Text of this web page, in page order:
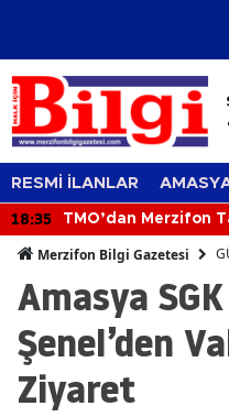
RESMİ İLANLAR
18:35 TMO’dan Merzifon
Merzifon Bilgi Gazetesi
Amasya
Şenel’den
Ziyaret